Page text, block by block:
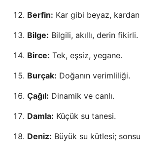
Berfin: Kar gibi beyaz, kardan
Bilge: Bilgili, akıllı, derin fikirli.
Birce: Tek, eşsiz, yegane.
Burçak: Doğanın verimliliği.
Çağıl: Dinamik ve canlı.
Damla: Küçük su tanesi.
Deniz: Büyük su kütlesi;